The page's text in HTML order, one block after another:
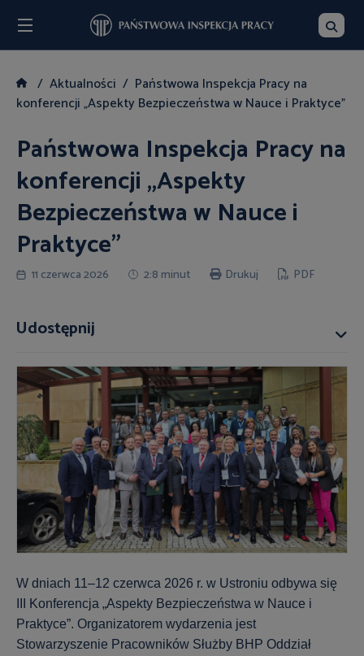
Aktualności
Państwowa Inspekcja Pracy na
konferencji „Aspekty Bezpieczeństwa w Nauce i Praktyce”
Państwowa Inspekcja Pracy na
konferencji „Aspekty
Bezpieczeństwa w Nauce i
Praktyce”
11 czerwca 2026 2:8 minut Drukuj PDF
W dniach 11–12 czerwca 2026 r. w Ustroniu odbywa się
III Konferencja „Aspekty Bezpieczeństwa w Nauce i
Praktyce”. Organizatorem wydarzenia jest
Stowarzyszenie Pracowników Służby BHP Oddział
Udostępnij
Szukaj